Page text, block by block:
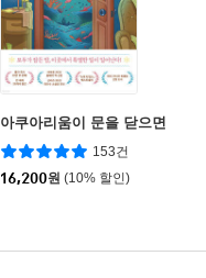
아쿠아리움이 문을 닫으면
153건
16,200원 (10% 할인)